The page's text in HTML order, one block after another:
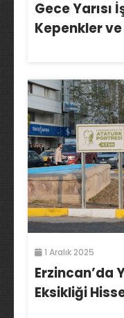
Gece Yarısı
Kepenkler ve
1 Aralık 2025
Erzincan’da
Eksikliği